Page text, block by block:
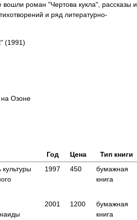
роман "Чертова кукла", рассказы и
и ряд литературно-
(1991)
на Озоне
Год Цена
Тип книги
1997 450
бумажная
книга
2001 1200
бумажная
книга